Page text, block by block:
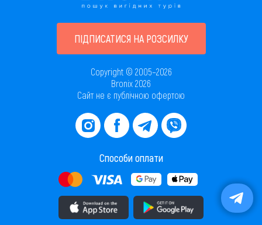
ПІДПИСАТИСЯ НА РОЗСИЛКУ
Copyright © 2005–2026
Bronix 2026
Сайт не є публічною офертою
Способи оплати
Завантажити додаток в AppStore Завантажити додаток в PlayMarket